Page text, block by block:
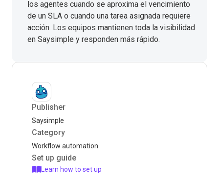
los agentes cuando se aproxima el vencimiento
de un SLA o cuando una tarea asignada requiere
acción. Los equipos mantienen toda la visibilidad
en Saysimple y responden más rápido.
Publisher
Saysimple
Category
Workflow automation
Set up guide
Learn how to set up